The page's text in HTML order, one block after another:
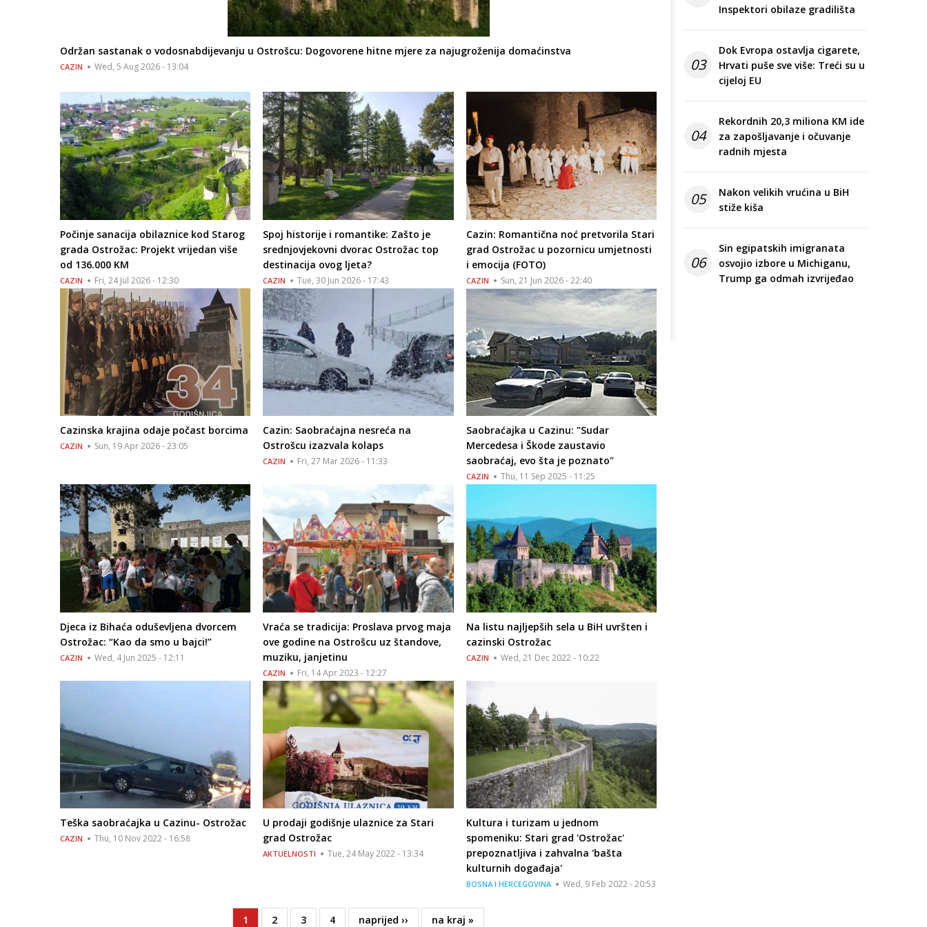
Održan sastanak o vodosnabdijevanju u Ostrošcu: Dogovorene hitne mjere za najugroženija domaćinstva
CAZIN Wed, 5 Aug 2026 - 13:04
Počinje sanacija obilaznice kod Starog
grada Ostrožac: Projekt vrijedan više
od 136.000 KM
CAZIN Fri, 24 Jul 2026 - 12:30
Spoj historije i romantike: Zašto je
srednjovjekovni dvorac Ostrožac top
destinacija ovog ljeta?
CAZIN Tue, 30 Jun 2026 - 17:43
Cazin: Romantična noć pretvorila Stari
grad Ostrožac u pozornicu umjetnosti
i emocija (FOTO)
CAZIN Sun, 21 Jun 2026 - 22:40
Cazinska krajina odaje počast borcima
CAZIN Sun, 19 Apr 2026 - 23:05
Cazin: Saobraćajna nesreća na
Ostrošcu izazvala kolaps
CAZIN Fri, 27 Mar 2026 - 11:33
Saobraćajka u Cazinu: "Sudar
Mercedesa i Škode zaustavio
saobraćaj, evo šta je poznato"
CAZIN Thu, 11 Sep 2025 - 11:25
Djeca iz Bihaća oduševljena dvorcem
Ostrožac: “Kao da smo u bajci!”
CAZIN Wed, 4 Jun 2025 - 12:11
Vraća se tradicija: Proslava prvog maja
ove godine na Ostrošcu uz štandove,
muziku, janjetinu
CAZIN Fri, 14 Apr 2023 - 12:27
Na listu najljepših sela u BiH uvršten i
cazinski Ostrožac
CAZIN Wed, 21 Dec 2022 - 10:22
Teška saobraćajka u Cazinu- Ostrožac
CAZIN Thu, 10 Nov 2022 - 16:58
U prodaji godišnje ulaznice za Stari
grad Ostrožac
AKTUELNOSTI Tue, 24 May 2022 - 13:34
Kultura i turizam u jednom
spomeniku: Stari grad 'Ostrožac'
prepoznatljiva i zahvalna 'bašta
kulturnih događaja'
BOSNA I HERCEGOVINA Wed, 9 Feb 2022 - 20:53
Current
1 Page
2 Page
3 Page
4 Next
naprijed ›› Last
na kraj »
Inspektori obilaze gradilišta
03
Dok Evropa ostavlja cigarete,
Hrvati puše sve više: Treći su u
cijeloj EU
04
Rekordnih 20,3 miliona KM ide
za zapošljavanje i očuvanje
radnih mjesta
05
Nakon velikih vrućina u BiH
stiže kiša
06
Sin egipatskih imigranata
osvojio izbore u Michiganu,
Trump ga odmah izvrijeđao